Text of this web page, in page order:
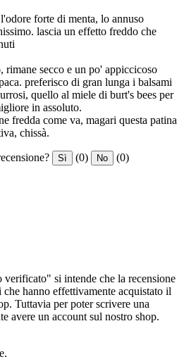
forte di menta, lo annuso
lascia un effetto freddo che
rimane secco e un po' appiccicoso
preferisco di gran lunga i balsami
quello al miele di burt's bees per
in assoluto.
fredda come va, magari questa patina
chissà.
Sì (0) No (0)
si intende che la recensione
che hanno effettivamente acquistato il
Tuttavia per poter scrivere una
avere un account sul nostro shop.